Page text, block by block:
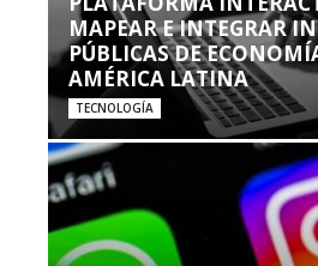
MAPEAR E INTEGRAR
PÚBLICAS DE
AMÉRICA LATINA
TECNOLOGÍA